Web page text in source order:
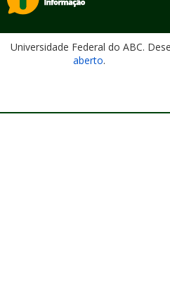
Universidade Federal do ABC.
aberto.